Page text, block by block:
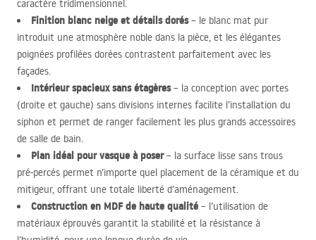
caractère tridimensionnel.
Finition blanc neige et détails dorés– le blanc mat pur
introduit une atmosphère noble dans la pièce, et les élégantes
poignées profilées dorées contrastent parfaitement avec les
façades.
Intérieur spacieux sans étagères– la conception avec portes
(droite et gauche) sans divisions internes facilite l’installation du
siphon et permet de ranger facilement les plus grands accessoires
de salle de bain.
Plan idéal pour vasque à poser– la surface lisse sans trous
pré-percés permet n’importe quel placement de la céramique et du
mitigeur, offrant une totale liberté d’aménagement.
Construction en MDFde haute qualité – l’utilisation de
matériaux éprouvés garantit la stabilité et la résistance à